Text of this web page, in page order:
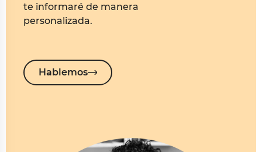
te informaré de manera
personalizada.
Hablemos